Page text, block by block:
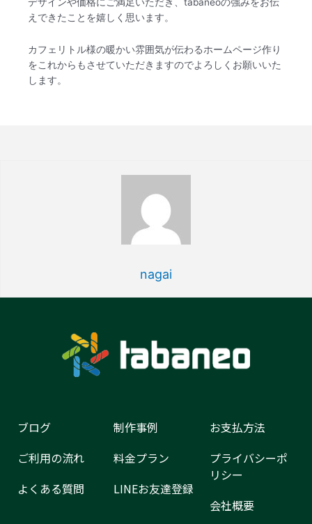
えできたことを嬉しく思います。
カフェリトル様の暖かい雰囲気が伝わるホームページ作り
をこれからもさせていただきますのでよろしくお願いいた
します。
nagai
ブログ
ご利用の流れ
よくある質問
制作事例
料金プラン
LINEお友達登録
お支払方法
プライバシーポ
リシー
会社概要